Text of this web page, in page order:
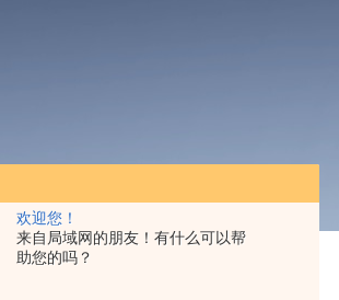
欢迎您！
来自局域网的朋友！有什么可以帮
助您的吗？